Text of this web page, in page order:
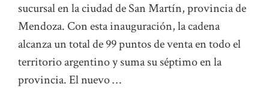
sucursal en la ciudad de San Martín, provincia de
Mendoza. Con esta inauguración, la cadena
alcanza un total de 99 puntos de venta en todo el
territorio argentino y suma su séptimo en la
provincia. El nuevo …